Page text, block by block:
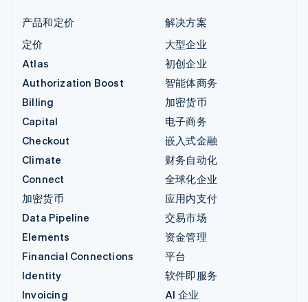
产品和定价
定价
Atlas
Authorization Boost
Billing
Capital
Checkout
Climate
Connect
加密货币
Data Pipeline
Elements
Financial Connections
Identity
Invoicing
解决方案
大型企业
初创企业
智能体商务
加密货币
电子商务
嵌入式金融
财务自动化
全球化企业
应用内支付
交易市场
资金管理
平台
软件即服务
AI 企业